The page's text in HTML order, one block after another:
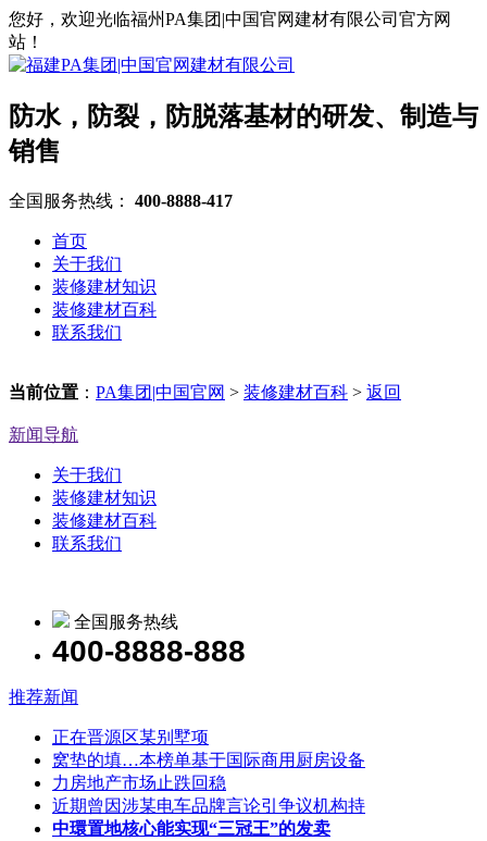
您好，欢迎光临福州PA集团|中国官网建材有限公司官方网
站！
防水，防裂，防脱落基材的研发、制造与
销售
全国服务热线： 400-8888-417
首页
关于我们
装修建材知识
装修建材百科
联系我们
当前位置 ： PA集团|中国官网 > 装修建材百科 > 返回
新闻导航
关于我们
装修建材知识
装修建材百科
联系我们
全国服务热线
400-8888-888
推荐新闻
正在晋源区某别墅项
窝垫的填…本榜单基于国际商用厨房设备
力房地产市场止跌回稳
近期曾因涉某电车品牌言论引争议机构持
中環置地核心能实现“三冠王”的发卖